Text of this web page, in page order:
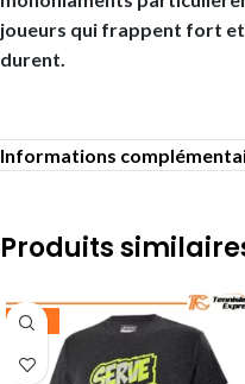
joueurs qui frappent fort
durent.
Informations
Produits
-50%